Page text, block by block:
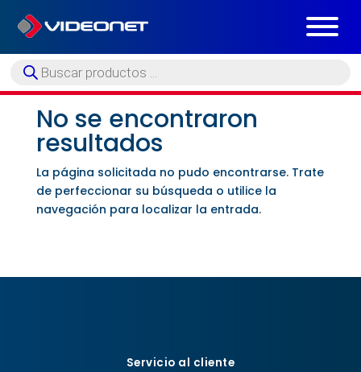
Búsqueda
de
No se encontraron
resultados
La página solicitada no pudo encontrarse. Trate
de perfeccionar su búsqueda o utilice la
navegación para localizar la entrada.
Servicio al cliente